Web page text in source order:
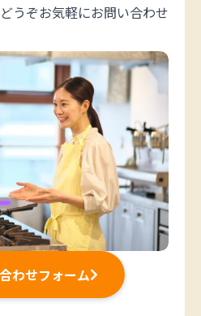
うぞお気軽にお問い合わせ
わせフォーム